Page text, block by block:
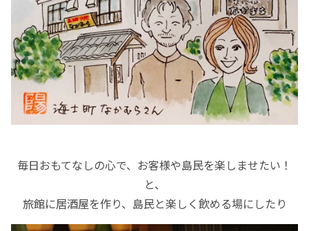
毎日おもてなしの心で、お客様や島民を楽しませたい！
と、
旅館に居酒屋を作り、島民と楽しく飲める場にしたり